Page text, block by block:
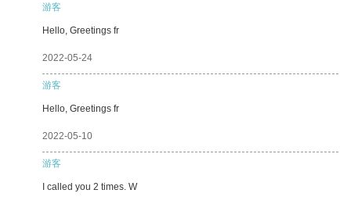
游客
Hello, Greetings fr
2022-05-24
游客
Hello, Greetings fr
2022-05-10
游客
I called you 2 times. W